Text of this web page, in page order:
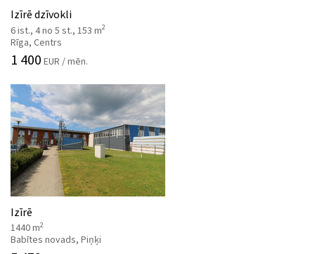
Izīrē dzīvokli
6 ist., 4 no 5 st., 153 m2
Rīga, Centrs
1 400 EUR / mēn.
Izīrē
1440 m2
Babītes novads, Piņķi